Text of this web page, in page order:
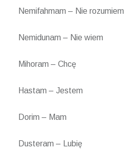
Nemifahmam – Nie rozumiem
Nemidunam – Nie wiem
Mihoram – Chcę
Hastam – Jestem
Dorim – Mam
Dusteram – Lubię